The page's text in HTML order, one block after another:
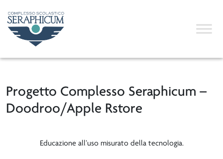
Progetto Complesso Seraphicum –
Doodroo/Apple Rstore
Educazione all’uso misurato della tecnologia.